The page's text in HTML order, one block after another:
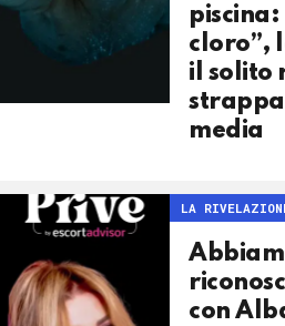
cloro”,
il solito
media
LA
con